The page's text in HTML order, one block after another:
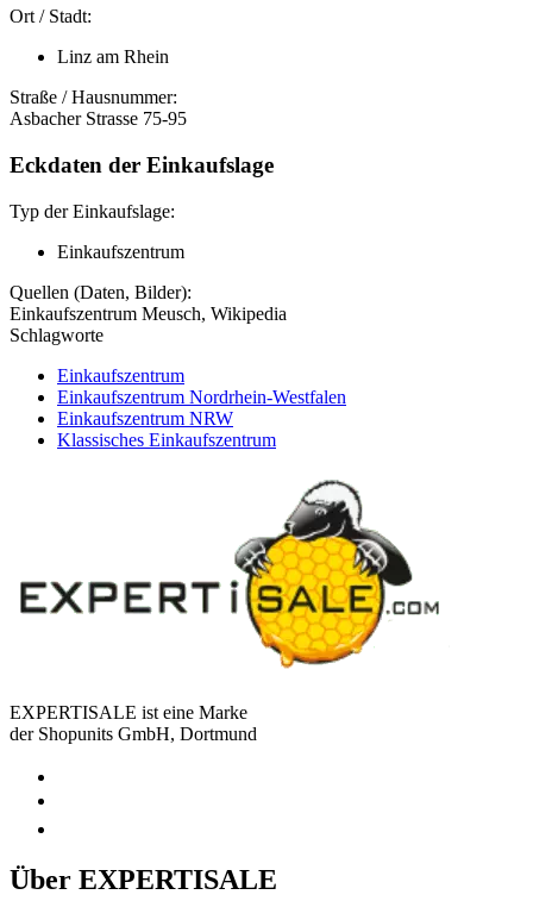
Ort / Stadt:
Linz am Rhein
Straße / Hausnummer:
Asbacher Strasse 75-95
Eckdaten der Einkaufslage
Typ der Einkaufslage:
Einkaufszentrum
Quellen (Daten, Bilder):
Einkaufszentrum Meusch, Wikipedia
Schlagworte
Einkaufszentrum
Einkaufszentrum Nordrhein-Westfalen
Einkaufszentrum NRW
Klassisches Einkaufszentrum
EXPERTISALE ist eine Marke
der Shopunits GmbH, Dortmund
Über EXPERTISALE